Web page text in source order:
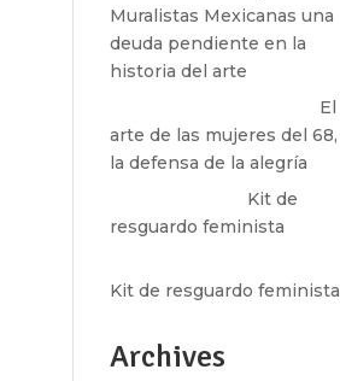
Muralistas Mexicanas una
deuda pendiente en la
historia del arte
El
arte de las mujeres del 68,
la defensa de la alegría
Kit de
resguardo feminista
Kit de resguardo feminista
Archives